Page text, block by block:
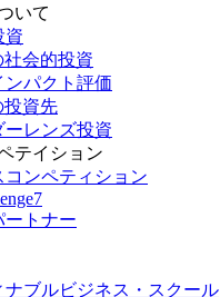
いて
資
会的投資
ンパクト評価
投資先
ーレンズ投資
テイション
コンペティション
ートナー
ナブルビジネス・スクール